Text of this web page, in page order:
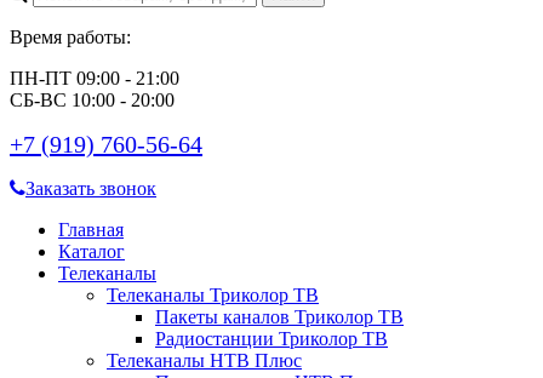
Время работы:
ПН-ПТ 09:00 - 21:00
СБ-ВС 10:00 - 20:00
+7 (919) 760-56-64
Заказать звонок
Главная
Каталог
Телеканалы
Телеканалы Триколор ТВ
Пакеты каналов Триколор ТВ
Радиостанции Триколор ТВ
Телеканалы НТВ Плюс